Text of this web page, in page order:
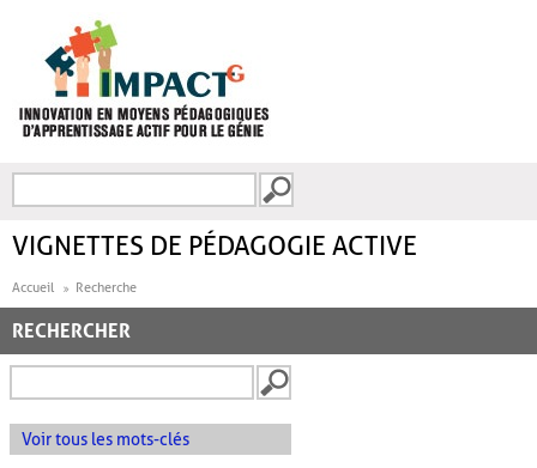
FORMULAIRE DE
VIGNETTES DE PÉDAGOGIE ACTIVE
Accueil Recherche
RECHERCHER
Voir tous les mots-clés